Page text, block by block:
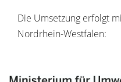
Die Umsetzung erfolgt
Nordrhein-Westfalen: